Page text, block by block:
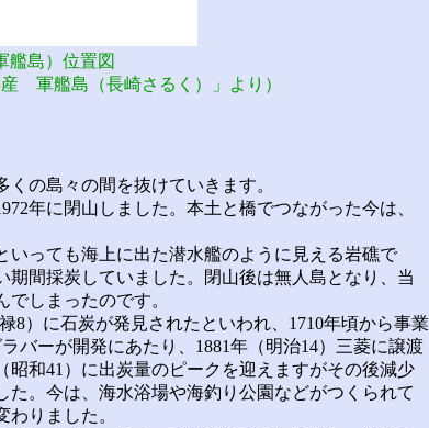
艦島）位置図
軍艦島（長崎さるく）」より）
の島々の間を抜けていきます。
年に閉山しました。本土と橋でつながった今は、
っても海上に出た潜水艦のように見える岩礁で
期間採炭していました。閉山後は無人島となり、当
しまったのです。
）に石炭が発見されたといわれ、1710年頃から事業
バーが開発にあたり、1881年（明治14）三菱に譲渡
昭和41）に出炭量のピークを迎えますがその後減少
た。今は、海水浴場や海釣り公園などがつくられて
りました。